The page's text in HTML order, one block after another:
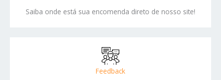
Saiba onde está sua encomenda direto de nosso site!
Feedback